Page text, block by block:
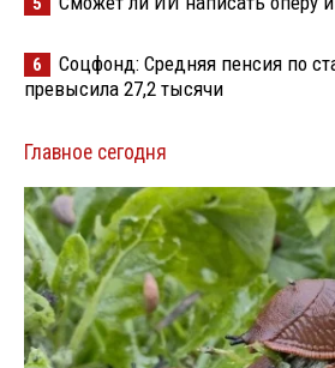
6
Соцфонд: Средняя пенсия по
превысила 27,2 тысячи
Главное сегодня